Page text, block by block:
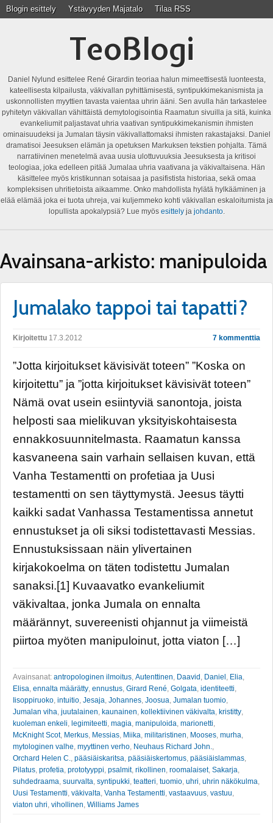
Blogin esittely Ystävyyden Majatalo Tilaa RSS
TeoBlogi
Daniel Nylund esittelee René Girardin teoriaa halun mimeettisestä luonteesta,
kateellisesta kilpailusta, väkivallan pyhittämisestä, syntipukkimekanismista ja
uskonnollisten myyttien tavasta vaientaa uhrin ääni. Sen avulla hän tarkastelee
pyhitetyn väkivallan vähittäistä demytologisointia Raamatun sivuilla ja sitä, kuinka
evankeliumit paljastavat uhria vaativan syntipukkimekanismin ihmisten
ominaisuudeksi ja Jumalan täysin väkivallattomaksi ihmisten rakastajaksi. Daniel
dramatisoi Jeesuksen elämän ja opetuksen Markuksen tekstien pohjalta. Tämä
narratiivinen menetelmä avaa uusia ulottuvuuksia Jeesuksesta ja kritisoi
teologiaa, joka edelleen pitää Jumalaa uhria vaativana ja väkivaltaisena. Hän
käsittelee myös kristikunnan sotaisaa ja pasifistista historiaa, sekä omaa
kompleksisen uhritietoista aikaamme. Onko mahdollista hylätä hylkääminen ja
elää elämää joka ei tuota uhreja, vai kuljemmeko kohti väkivallan eskaloitumista ja
lopullista apokalypsiä? Lue myös esittelyja johdanto.
Avainsana-arkisto: manipuloida
Jumalako tappoi tai tapatti?
Kirjoitettu 17.3.2012 7 kommenttia
”Jotta kirjoitukset kävisivät toteen” ”Koska on
kirjoitettu” ja ”jotta kirjoitukset kävisivät toteen”
Nämä ovat usein esiintyviä sanontoja, joista
helposti saa mielikuvan yksityiskohtaisesta
ennakkosuunnitelmasta. Raamatun kanssa
kasvaneena sain varhain sellaisen kuvan, että
Vanha Testamentti on profetiaa ja Uusi
testamentti on sen täyttymystä. Jeesus täytti
kaikki sadat Vanhassa Testamentissa annetut
ennustukset ja oli siksi todistettavasti Messias.
Ennustuksissaan näin ylivertainen
kirjakokoelma on täten todistettu Jumalan
sanaksi.[1] Kuvaavatko evankeliumit
väkivaltaa, jonka Jumala on ennalta
määrännyt, suvereenisti ohjannut ja viimeistä
piirtoa myöten manipuloinut, jotta viaton […]
Avainsanat: antropologinen ilmoitus Autenttinen Daavid Daniel Elia
Elisa ennalta määrätty ennustus Girard René Golgata identiteetti
Iisoppiruoko intuitio Jesaja Johannes Joosua Jumalan tuomio
Jumalan viha juutalainen kaunainen kollektiivinen väkivalta kristitty
kuoleman enkeli legimiteetti magia manipuloida marionetti
McKnight Scot, Merkus Messias Miika militaristinen Mooses murha
mytologinen valhe myyttinen verho Neuhaus Richard John.
Orchard Helen C.
pääsiäiskaritsa pääsiäiskertomus pääsiäislammas
Pilatus profetia prototyyppi psalmit, rikollinen roomalaiset, Sakarja
suhdedraama suurvalta syntipukki teatteri tuomio uhri uhrin näkökulma
Uusi Testamentti väkivalta Vanha Testamentti vastaavuus vastuu
viaton uhri vihollinen Williams James